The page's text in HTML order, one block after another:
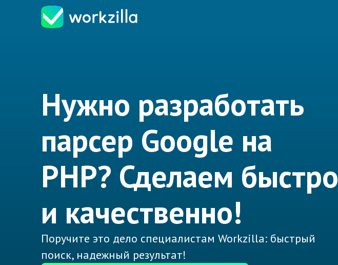
Нужно разработать
парсер Google на
PHP? Сделаем быстро
и качественно!
Поручите это дело специалистам Workzilla: быстрый
поиск, надежный результат!